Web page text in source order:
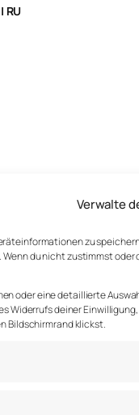
Verwalte
zu
du nicht zustimmst
oder eine detaillierte
Widerrufs deiner
Bildschirmrand klickst.
RU